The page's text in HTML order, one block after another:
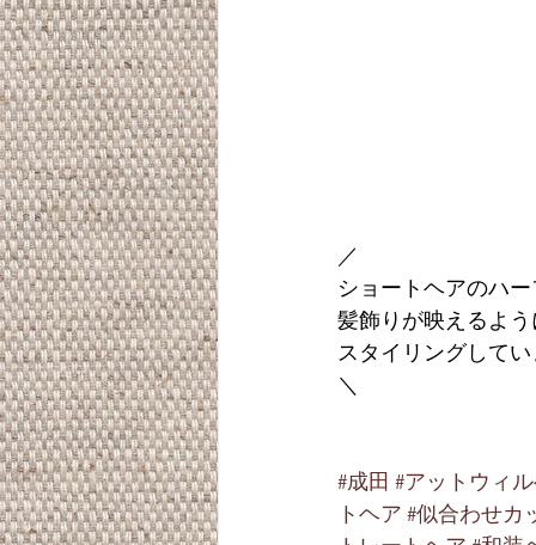
／
ショートヘアのハー
髪飾りが映えるよう
スタイリングしてい
＼
#成田 #アットウィ
トヘア #似合わせカ